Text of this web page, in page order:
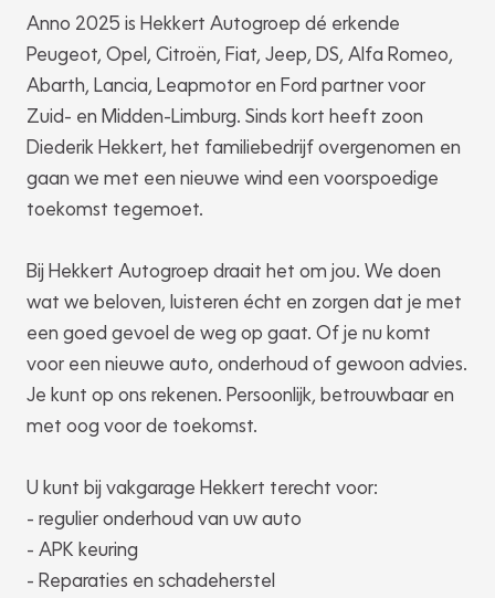
Anno 2025 is Hekkert Autogroep dé erkende
Peugeot, Opel, Citroën, Fiat, Jeep, DS, Alfa Romeo,
Abarth, Lancia, Leapmotor en Ford partner voor
Zuid- en Midden-Limburg. Sinds kort heeft zoon
Diederik Hekkert, het familiebedrijf overgenomen en
gaan we met een nieuwe wind een voorspoedige
toekomst tegemoet.
Bij Hekkert Autogroep draait het om jou. We doen
wat we beloven, luisteren écht en zorgen dat je met
een goed gevoel de weg op gaat. Of je nu komt
voor een nieuwe auto, onderhoud of gewoon advies.
Je kunt op ons rekenen. Persoonlijk, betrouwbaar en
met oog voor de toekomst.
U kunt bij vakgarage Hekkert terecht voor:
- regulier onderhoud van uw auto
- APK keuring
- Reparaties en schadeherstel